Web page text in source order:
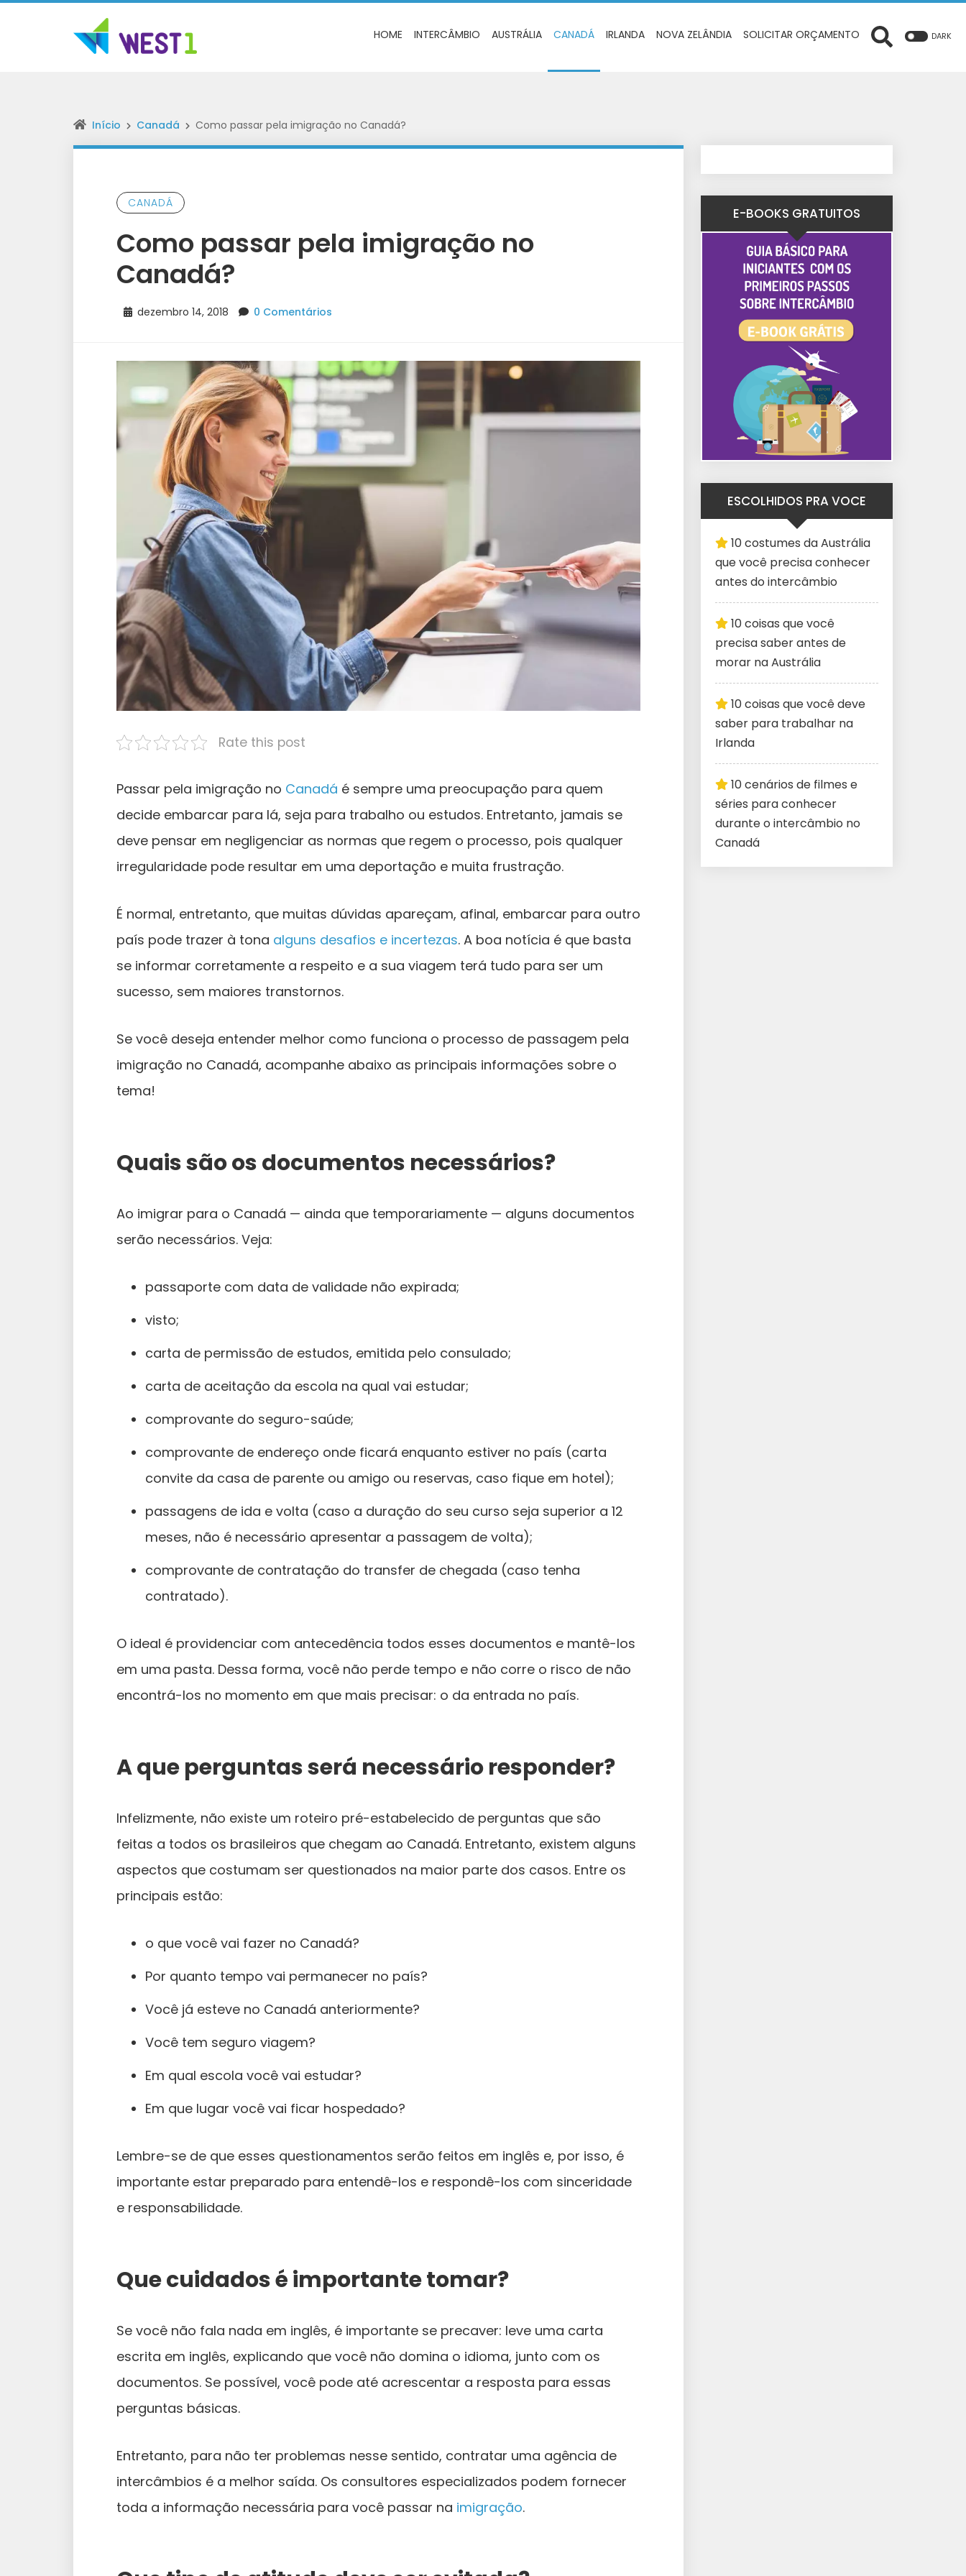
HOME INTERCÂMBIO AUSTRÁLIA CANADÁ IRLANDA NOVA ZELÂNDIA SOLICITAR ORÇAMENTO DARK
Início Canadá Como passar pela imigração no Canadá?
CANADÁ
Como passar pela imigração no
Canadá?
dezembro 14, 2018 0 Comentários
Rate this post
Passar pela imigração no Canadá é sempre uma preocupação para quem
decide embarcar para lá, seja para trabalho ou estudos. Entretanto, jamais se
deve pensar em negligenciar as normas que regem o processo, pois qualquer
irregularidade pode resultar em uma deportação e muita frustração.
É normal, entretanto, que muitas dúvidas apareçam, afinal, embarcar para outro
país pode trazer à tona alguns desafios e incertezas. A boa notícia é que basta
se informar corretamente a respeito e a sua viagem terá tudo para ser um
sucesso, sem maiores transtornos.
Se você deseja entender melhor como funciona o processo de passagem pela
imigração no Canadá, acompanhe abaixo as principais informações sobre o
tema!
Quais são os documentos necessários?
Ao imigrar para o Canadá — ainda que temporariamente — alguns documentos
serão necessários. Veja:
passaporte com data de validade não expirada;
visto;
carta de permissão de estudos, emitida pelo consulado;
carta de aceitação da escola na qual vai estudar;
comprovante do seguro-saúde;
comprovante de endereço onde ficará enquanto estiver no país (carta
convite da casa de parente ou amigo ou reservas, caso fique em hotel);
passagens de ida e volta (caso a duração do seu curso seja superior a 12
meses, não é necessário apresentar a passagem de volta);
comprovante de contratação do transfer de chegada (caso tenha
contratado).
O ideal é providenciar com antecedência todos esses documentos e mantê-los
em uma pasta. Dessa forma, você não perde tempo e não corre o risco de não
encontrá-los no momento em que mais precisar: o da entrada no país.
A que perguntas será necessário responder?
Infelizmente, não existe um roteiro pré-estabelecido de perguntas que são
feitas a todos os brasileiros que chegam ao Canadá. Entretanto, existem alguns
aspectos que costumam ser questionados na maior parte dos casos. Entre os
principais estão:
o que você vai fazer no Canadá?
Por quanto tempo vai permanecer no país?
Você já esteve no Canadá anteriormente?
Você tem seguro viagem?
Em qual escola você vai estudar?
Em que lugar você vai ficar hospedado?
Lembre-se de que esses questionamentos serão feitos em inglês e, por isso, é
importante estar preparado para entendê-los e respondê-los com sinceridade
e responsabilidade.
Que cuidados é importante tomar?
Se você não fala nada em inglês, é importante se precaver: leve uma carta
escrita em inglês, explicando que você não domina o idioma, junto com os
documentos. Se possível, você pode até acrescentar a resposta para essas
perguntas básicas.
Entretanto, para não ter problemas nesse sentido, contratar uma agência de
intercâmbios é a melhor saída. Os consultores especializados podem fornecer
toda a informação necessária para você passar na imigração.
E-BOOKS GRATUITOS
ESCOLHIDOS PRA VOCE
10 costumes da Austrália
que você precisa conhecer
antes do intercâmbio
10 coisas que você
precisa saber antes de
morar na Austrália
10 coisas que você deve
saber para trabalhar na
Irlanda
10 cenários de filmes e
séries para conhecer
durante o intercâmbio no
Canadá